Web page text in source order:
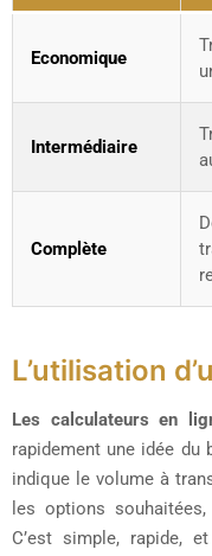
Economique
Intermédiaire
Complète
L’utilisation
Les calculateurs en
rapidement une idée du
indique le volume à
les options
C’est simple, rapide,